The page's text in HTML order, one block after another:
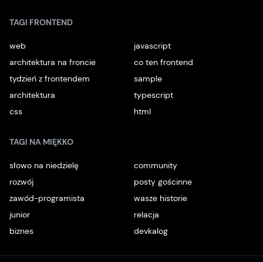
TAGI FRONTEND
web
javascript
architektura na froncie
co ten frontend
tydzień z frontendem
sample
architektura
typescript
css
html
TAGI NA MIĘKKO
słowo na niedzielę
community
rozwój
posty gościnne
zawód-programista
wasze historie
junior
relacja
biznes
devkalog